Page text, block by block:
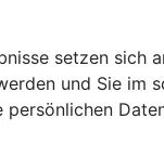
setzen sich
und Sie